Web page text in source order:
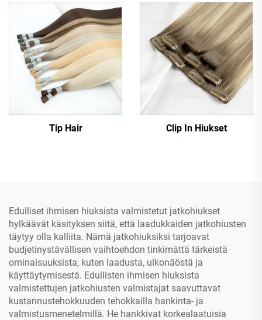
Tip Hair Clip In Hiukset
Edulliset ihmisen hiuksista valmistetut jatkohiukset
hylkäävät käsityksen siitä, että laadukkaiden jatkohiusten
täytyy olla kalliita. Nämä jatkohiuksiksi tarjoavat
budjetinystävällisen vaihtoehdon tinkimättä tärkeistä
ominaisuuksista, kuten laadusta, ulkonäöstä ja
käyttäytymisestä. Edullisten ihmisen hiuksista
valmistettujen jatkohiusten valmistajat saavuttavat
kustannustehokkuuden tehokkailla hankinta- ja
valmistusmenetelmillä. He hankkivat korkealaatuisia